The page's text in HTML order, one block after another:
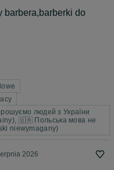
barbera,barberki do
людей з України
🇺🇦 Польська мова не
niewymagany)
2026